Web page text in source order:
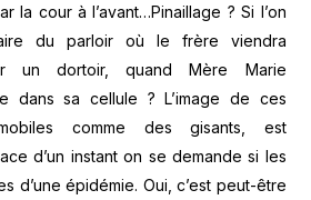
la cour à l’avant…Pinaillage ? Si l’on
du parloir où le frère viendra
un dortoir, quand Mère Marie
dans sa cellule ? L’image de ces
comme des gisants, est
d’un instant on se demande si les
d’une épidémie. Oui, c’est peut-être